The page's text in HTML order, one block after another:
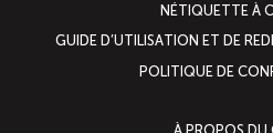
NÉTIQUETTE À
GUIDE D’UTILISATION ET DE
POLITIQUE DE
À PROPOS DU